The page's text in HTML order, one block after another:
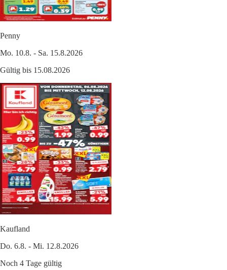
Penny
Mo. 10.8. - Sa. 15.8.2026
Gültig bis 15.08.2026
Kaufland
Do. 6.8. - Mi. 12.8.2026
Noch 4 Tage gültig